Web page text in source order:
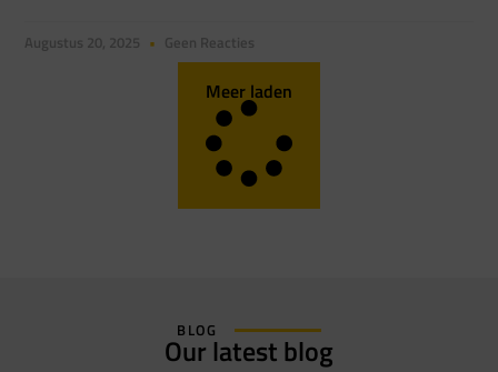
Augustus 20, 2025 Geen Reacties
Meer laden
BLOG
Our latest blog